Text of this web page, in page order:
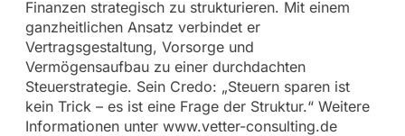
Finanzen strategisch zu strukturieren. Mit einem
ganzheitlichen Ansatz verbindet er
Vertragsgestaltung, Vorsorge und
Vermögensaufbau zu einer durchdachten
Steuerstrategie. Sein Credo: „Steuern sparen ist
kein Trick – es ist eine Frage der Struktur.“ Weitere
Informationen unter www.vetter-consulting.de